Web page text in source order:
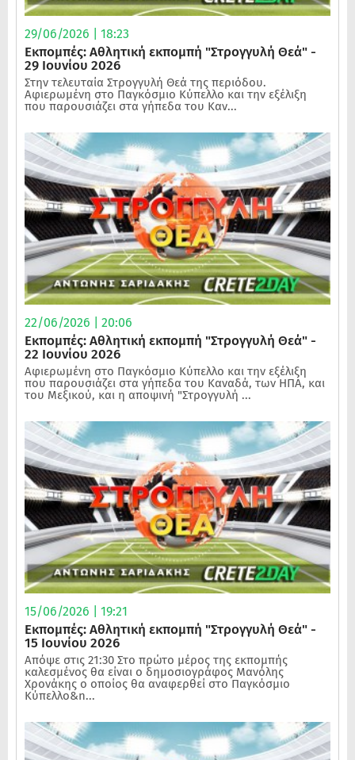
29/06/2026 | 18:23
Εκπομπές: Αθλητική εκπομπή "Στρογγυλή Θεά" -
29 Ιουνίου 2026
Στην τελευταία Στρογγυλή Θεά της περιόδου.
Αφιερωμένη στο Παγκόσμιο Κύπελλο και την εξέλιξη
που παρουσιάζει στα γήπεδα του Καν...
22/06/2026 | 20:06
Εκπομπές: Αθλητική εκπομπή "Στρογγυλή Θεά" -
22 Ιουνίου 2026
Αφιερωμένη στο Παγκόσμιο Κύπελλο και την εξέλιξη
που παρουσιάζει στα γήπεδα του Καναδά, των ΗΠΑ, και
του Μεξικού, και η αποψινή "Στρογγυλή ...
15/06/2026 | 19:21
Εκπομπές: Αθλητική εκπομπή "Στρογγυλή Θεά" -
15 Ιουνίου 2026
Απόψε στις 21:30 Στο πρώτο μέρος της εκπομπής
καλεσμένος θα είναι ο δημοσιογράφος Μανόλης
Χρονάκης ο οποίος θα αναφερθεί στο Παγκόσμιο
Κύπελλο&n...